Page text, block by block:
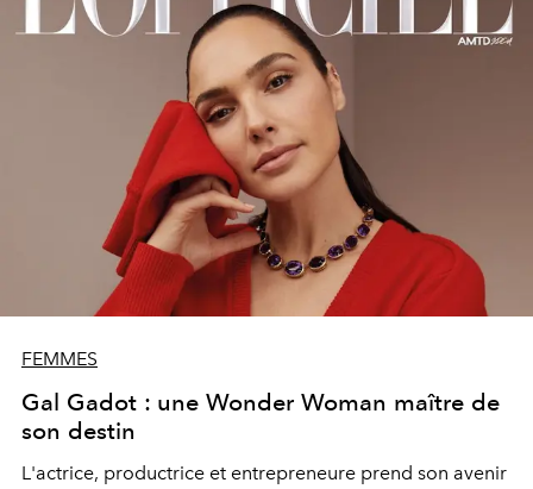
FEMMES
Gal Gadot : une Wonder Woman maître de
son destin
L'actrice, productrice et entrepreneure prend son avenir